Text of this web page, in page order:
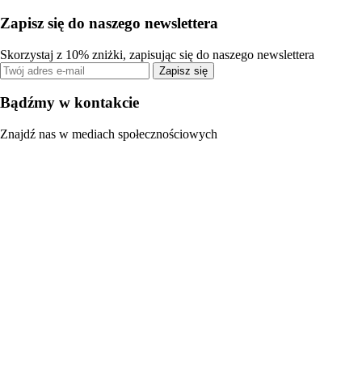
Zapisz się do naszego newslettera
Skorzystaj z 10% zniżki, zapisując się do naszego newslettera
Zapisz się
Bądźmy w kontakcie
Znajdź nas w mediach społecznościowych